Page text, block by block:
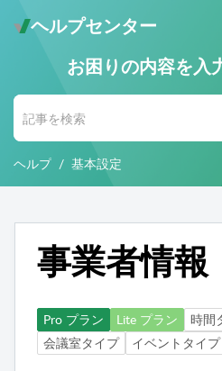
ヘルプセンター
メールでのお
お電話・ Web会議にて
お困りの内容を入
ヘルプ 基本設定
事業者情報
Pro プラン Lite プラン 時間
会議室タイプ
イベントタイプ